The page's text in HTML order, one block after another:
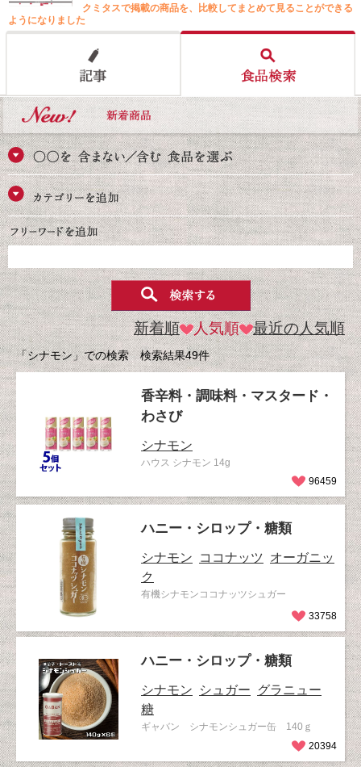
クミタスで掲載の商品を、比較してまとめて見ることができる
ようになりました
新着順 人気順 最近の人気順
「シナモン」での検索 検索結果49件
香辛料・調味料・マスタード・
わさび
シナモン
ハウス シナモン 14g
96459
ハニー・シロップ・糖類
シナモン ココナッツ オーガニッ
ク
有機シナモンココナッツシュガー
33758
ハニー・シロップ・糖類
シナモン シュガー グラニュー
糖
ギャバン シナモンシュガー缶 140ｇ
20394